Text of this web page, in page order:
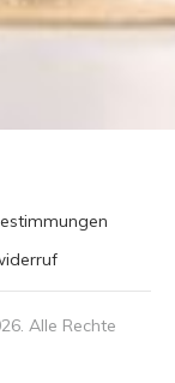
. Alle Rechte